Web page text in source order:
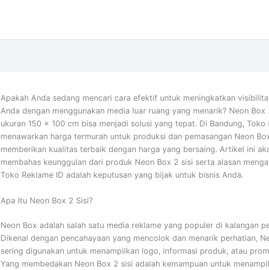
Apakah Anda sedang mencari cara efektif untuk meningkatkan
Anda dengan menggunakan media luar ruang yang menarik? Neon Box
ukuran 150 x 100 cm bisa menjadi solusi yang tepat. Di Bandung, Toko
menawarkan harga termurah untuk produksi dan pemasangan Neon
memberikan kualitas terbaik dengan harga yang bersaing. Artikel ini
membahas keunggulan dari produk Neon Box 2 sisi serta alasan
Toko Reklame ID adalah keputusan yang bijak untuk bisnis Anda.
Apa Itu Neon Box 2 Sisi?
Neon Box adalah salah satu media reklame yang populer di kalangan
Dikenal dengan pencahayaan yang mencolok dan menarik perhatian,
sering digunakan untuk menampilkan logo, informasi produk, atau
Yang membedakan Neon Box 2 sisi adalah kemampuan untuk